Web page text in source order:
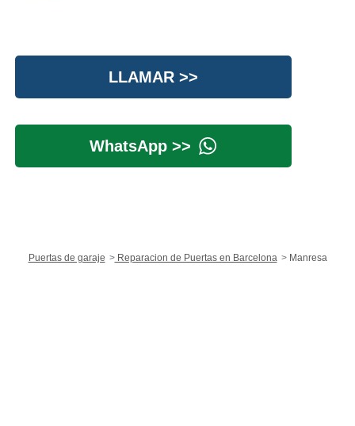
LLAMAR >>
WhatsApp >>
Puertas de garaje Reparacion de Puertas en Barcelona Manresa